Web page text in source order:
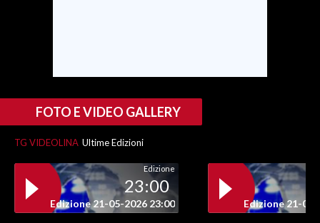
INSULARITÀ
INFO AZIENDE
ABBONATI
ANNUNCI
NECROLOGI
FOTO E VIDEO GALLERY
TG VIDEOLINA Ultime Edizioni
Edizione
23:00
Edizione 21-05-2026 23:00 Edizione 21-05-